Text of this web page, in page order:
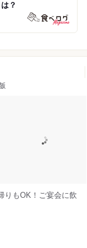
？
りもOK！ご宴会に飲